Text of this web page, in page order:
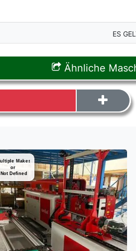
ES
Ähnliche